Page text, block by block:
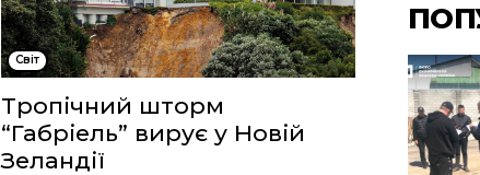
Cвіт
Тропічний шторм
“Габріель” вирує у Новій
Зеландії